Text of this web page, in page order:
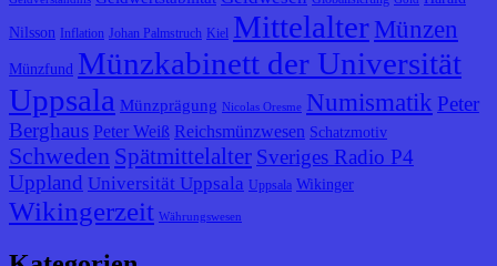
Nilsson Inflation Johan Palmstruch Kiel Mittelalter Münzen
Münzfund Münzkabinett der Universität
Uppsala Münzprägung Nicolas Oresme Numismatik Peter
Berghaus Peter Weiß Reichsmünzwesen Schatzmotiv
Schweden Spätmittelalter Sveriges Radio P4
Uppland Universität Uppsala Uppsala Wikinger
Wikingerzeit Währungswesen